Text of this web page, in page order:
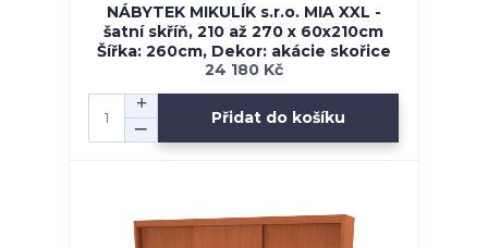
NÁBYTEK MIKULÍK s.r.o. MIA XXL -
šatní skříň, 210 až 270 x 60x210cm
Šířka: 260cm, Dekor: akácie skořice
24 180 Kč
Přidat do košíku